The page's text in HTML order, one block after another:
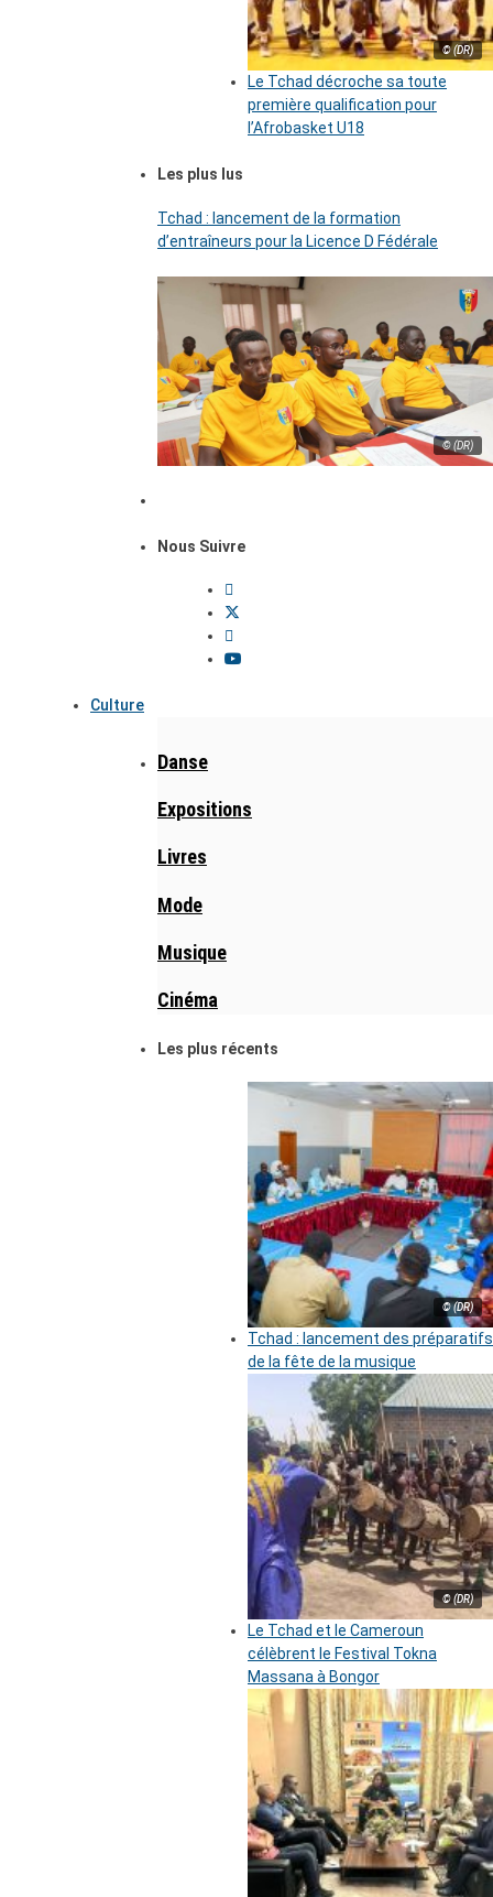
© (DR)
Le Tchad décroche sa toute
première qualification pour
l’Afrobasket U18
Les plus lus
Tchad : lancement de la formation
d’entraîneurs pour la Licence D Fédérale
© (DR)
Nous Suivre
Culture
Danse
Expositions
Livres
Mode
Musique
Cinéma
Les plus récents
© (DR)
Tchad : lancement des préparatifs
de la fête de la musique
© (DR)
Le Tchad et le Cameroun
célèbrent le Festival Tokna
Massana à Bongor